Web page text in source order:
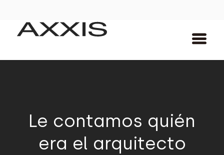
Le contamos quién
era el arquitecto